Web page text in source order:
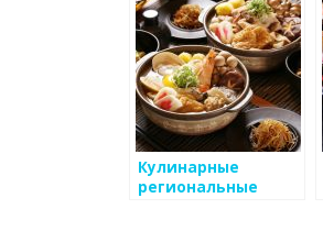
Кулинарные
региональные